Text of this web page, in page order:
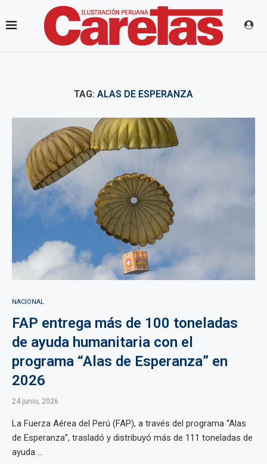
TAG: ALAS DE ESPERANZA
NACIONAL
FAP entrega más de 100 toneladas
de ayuda humanitaria con el
programa “Alas de Esperanza” en
2026
24 junio, 2026
La Fuerza Aérea del Perú (FAP), a través del programa “Alas
de Esperanza”, trasladó y distribuyó más de 111 toneladas de
ayuda ...